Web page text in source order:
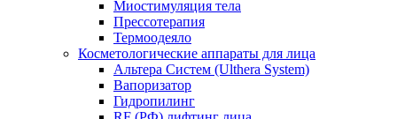
Миостимуляция тела
Прессотерапия
Термоодеяло
Косметологические аппараты для лица
Альтера Систем (Ulthera System)
Вапоризатор
Гидропилинг